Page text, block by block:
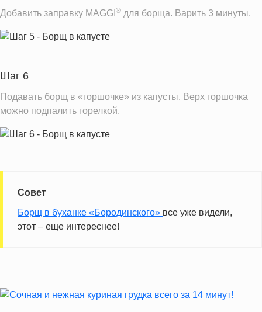
Добавить заправку MAGGI ® для борща. Варить 3 минуты.
Шаг 6
Подавать борщ в «горшочке» из капусты. Верх горшочка
можно подпалить горелкой.
Совет
Борщ в буханке «Бородинского» все уже видели,
этот – еще интереснее!